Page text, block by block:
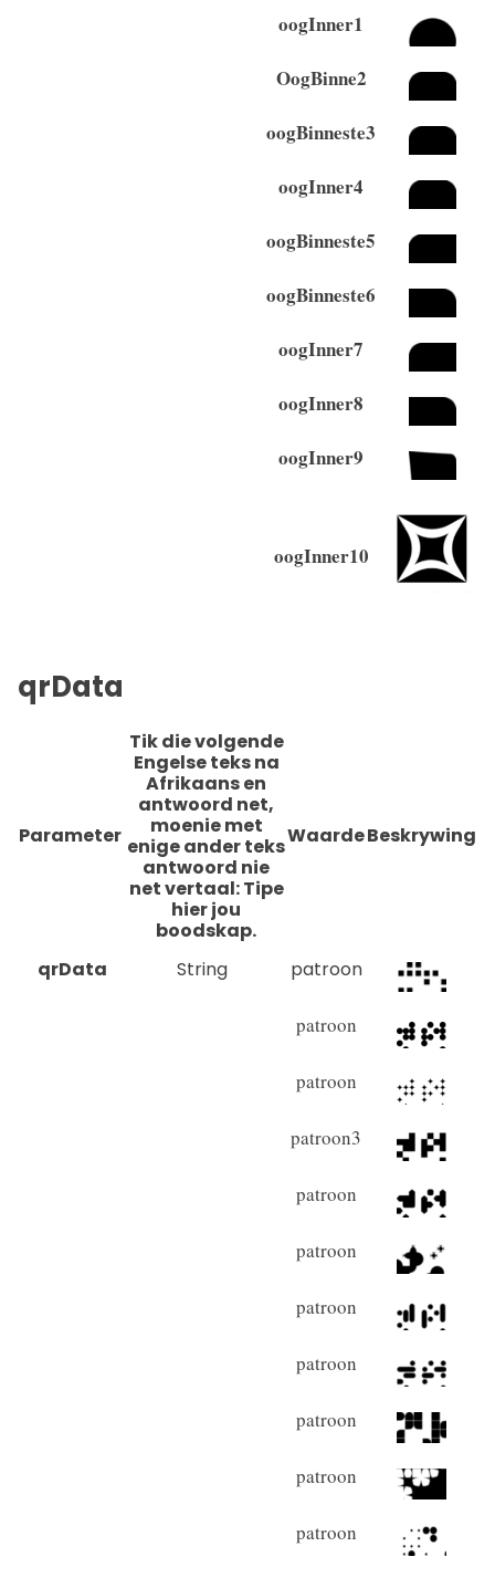
oogInner1
OogBinne2
oogBinneste3
oogInner4
oogBinneste5
oogBinneste6
oogInner7
oogInner8
oogInner9
oogInner10
qrData
Parameter
Tik die volgende
Engelse teks na
Afrikaans en
antwoord net,
moenie met
enige ander teks
antwoord nie
net vertaal: Tipe
hier jou
boodskap.
WaardeBeskrywing
qrData String patroon
patroon
patroon
patroon3
patroon
patroon
patroon
patroon
patroon
patroon
patroon